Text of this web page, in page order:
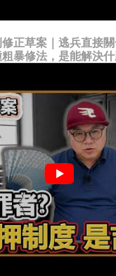
正草案｜逃兵直接
暴修法，是能解決